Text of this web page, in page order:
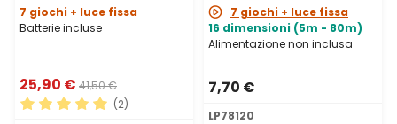
7 giochi + luce fissa
Batterie incluse
25,90 € 41,50 €
(2)
7 giochi + luce fissa
16 dimensioni (5m - 80m)
Alimentazione non inclusa
7,70 €
LP78120